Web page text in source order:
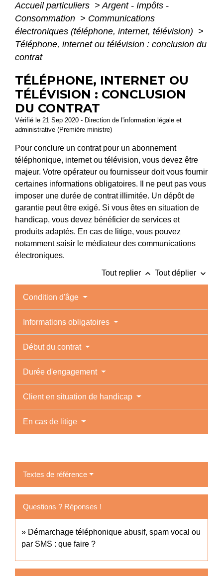
Accueil particuliers > Argent - Impôts -
Consommation > Communications
électroniques (téléphone, internet, télévision) >
Téléphone, internet ou télévision : conclusion du
contrat
TÉLÉPHONE, INTERNET OU
TÉLÉVISION : CONCLUSION
DU CONTRAT
Vérifié le 21 Sep 2020 - Direction de l'information légale et
administrative (Première ministre)
Pour conclure un contrat pour un abonnement
téléphonique, internet ou télévision, vous devez être
majeur. Votre opérateur ou fournisseur doit vous fournir
certaines informations obligatoires. Il ne peut pas vous
imposer une durée de contrat illimitée. Un dépôt de
garantie peut être exigé. Si vous êtes en situation de
handicap, vous devez bénéficier de services et
produits adaptés. En cas de litige, vous pouvez
notamment saisir le médiateur des communications
électroniques.
Tout replier keyboard_arrow_up Tout déplier keyboard_arrow_down
Condition d'âge
Informations obligatoires
Début du contrat
Durée d'engagement
Client en situation de handicap
En cas de litige
Textes de référence
Questions ? Réponses !
Démarchage téléphonique abusif, spam vocal ou
par SMS : que faire ?